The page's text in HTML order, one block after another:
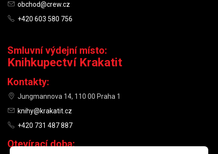
obchod@crew.cz
+420 603 580 756
Smluvní výdejní místo:
Knihkupectví Krakatit
Kontakty:
Jungmannova 14, 110 00 Praha 1
knihy@krakatit.cz
+420 731 487 887
Otevírací doba: